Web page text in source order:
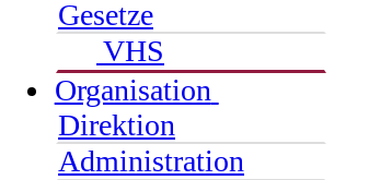
Gesetze
VHS
Organisation
Direktion
Administration